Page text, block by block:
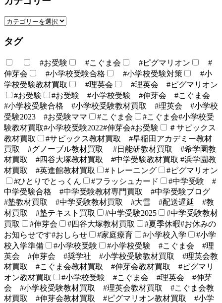
タグ
#お受験 #こぐま会 #ピグマリオン
#
伸芽会
#小学校受験合格 #小学校受験対策
#小
学校受験教材買取
#理英会
#理英会 #ピグマリオン
#お受験
#お受験 #小学校受験 #伸芽会 #こぐま会
#小学校受験合格 #小学校受験教材買取 #理英会 #小学校
受験2023 #お受験ママ
#こぐま会
#こぐま会#小学校受
験教材買取#小学校受験2022#伸芽会#お受験
＃サピックス
教材買取
#サピックス教材買取 #早稲田アカデミー教材
買取 #グノーブル教材買取 #日能研教材買取 #希学園教
材買取 #四谷大塚教材買取 #中学受験教材買取 #浜学園教
材買取 #英進館教材買取
#トレーニング
#ピグマリオン
#ひとりでとっくん
#フラッシュカード
#中学受験 #
中学受験合格 #中学受験教材専門買取 #中学受験ブログ
#塾教材買取 #中学受験教材買取 #大雪 #配送遅延 #教
材買取 #塾テキスト買取
#中学受験2025
#中学受験教材
買取
#伸芽会 #四谷大塚教材買取
#夏季休暇#お休みの
お知らせです#おしらせ
#家庭療育 #小学校入学
#小学
校入学準備
#小学校受験
#小学校受験 #こぐま会 #理
英会 #伸芽会 #奨学社 #小学校受験教材買取 #理英会教
材買取 #こぐま会教材買取 #伸芽会教材買取 #ピグマリ
オン教材買取
#小学校受験 #こぐま会 #理英会 #伸芽
会 #小学校受験教材買取 #理英会教材買取 #こぐま会教
材買取 #伸芽会教材買取 #ピグマリオン教材買取 #小学